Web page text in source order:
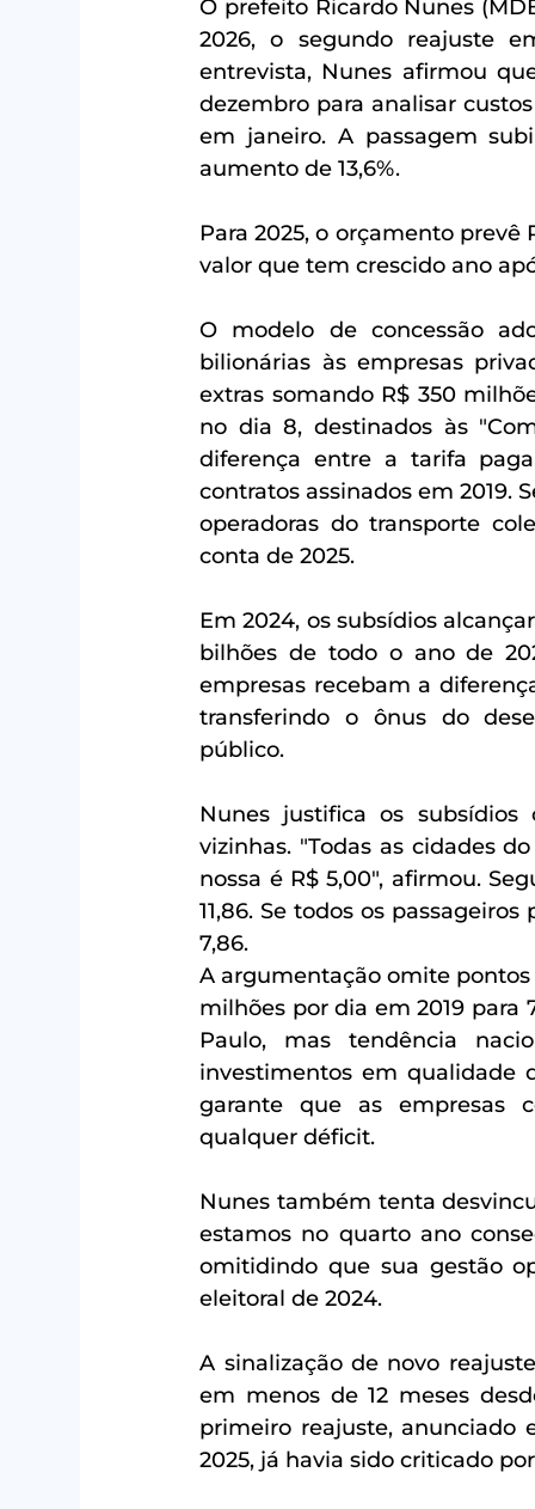
O prefeito Ricardo Nunes
2026, o segundo reajuste
entrevista, Nunes afirmou
dezembro para analisar
em janeiro. A passagem
aumento de 13,6%.
Para 2025, o orçamento prevê
valor que tem crescido ano
O modelo de concessão
bilionárias às empresas
extras somando R$ 350
no dia 8, destinados às
diferença entre a tarifa
contratos assinados em 2019.
operadoras do transporte
conta de 2025.
Em 2024, os subsídios
bilhões de todo o ano de
empresas recebam a
transferindo o ônus do
público.
Nunes justifica os subsídios
vizinhas. "Todas as cidades
nossa é R$ 5,00", afirmou.
11,86. Se todos os
7,86.
A argumentação omite
milhões por dia em 2019 para
Paulo, mas tendência
investimentos em qualidade
garante que as empresas
qualquer déficit.
Nunes também tenta
estamos no quarto ano
omitidindo que sua gestão
eleitoral de 2024.
A sinalização de novo
em menos de 12 meses
primeiro reajuste, anunciado
2025, já havia sido criticado